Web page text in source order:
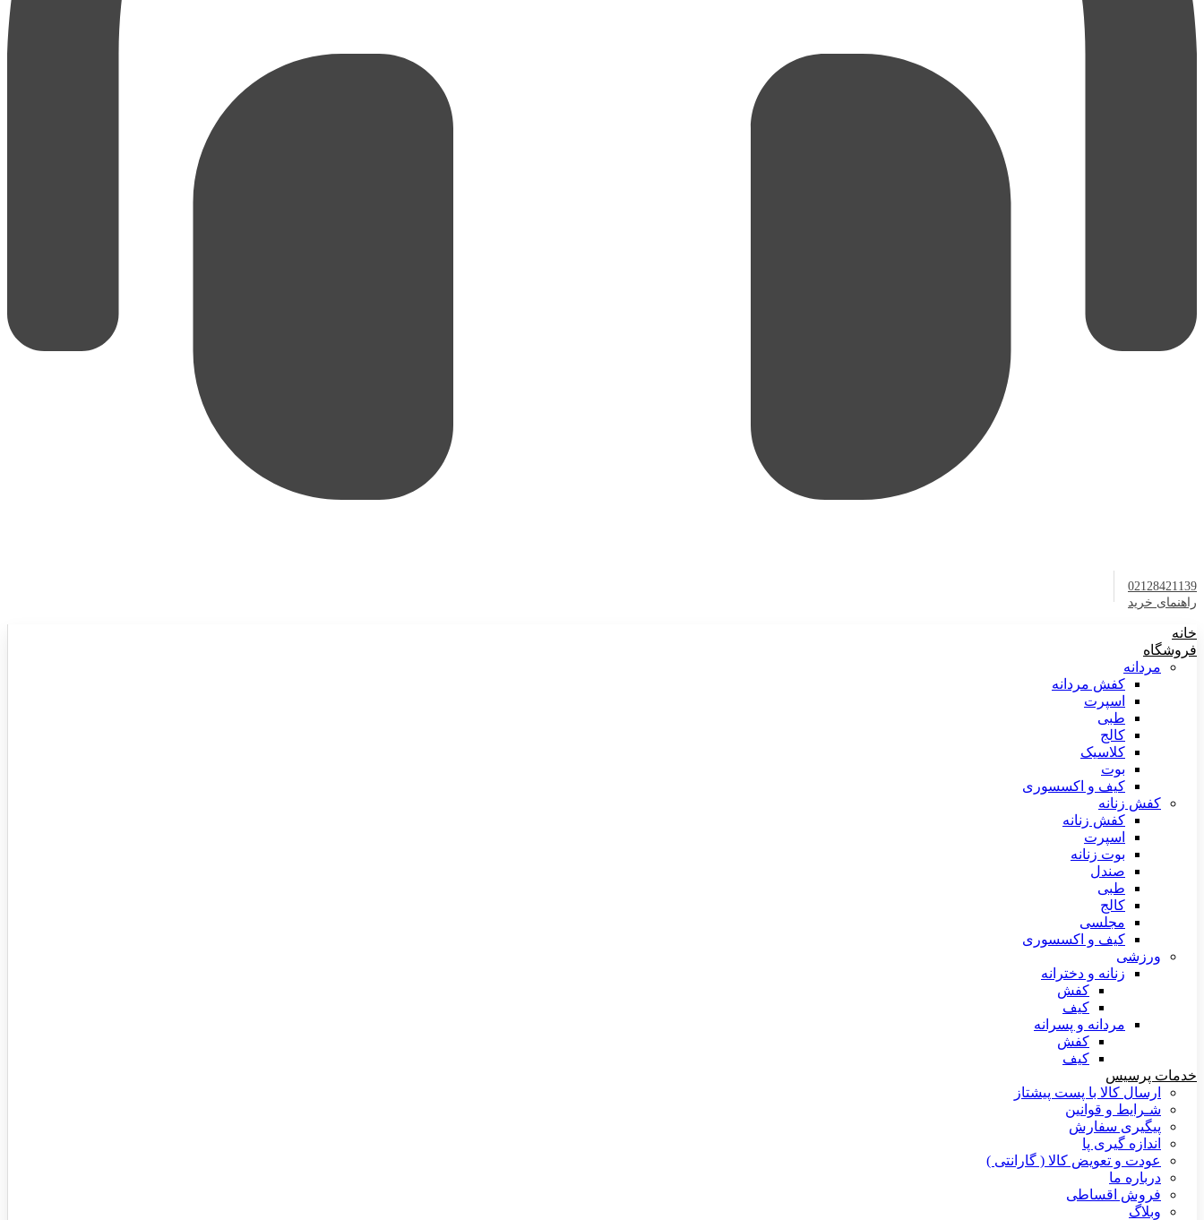
02128421139
راهنمای خرید
خانه
فروشگاه
مردانه
کفش مردانه
اسپرت
طبی
کالج
کلاسیک
بوت
کیف و اکسسوری
کفش زنانه
کفش زنانه
اسپرت
بوت زنانه
صندل
طبی
کالج
مجلسی
کیف و اکسسوری
ورزشی
زنانه و دخترانه
کفش
کیف
مردانه و پسرانه
کفش
کیف
خدمات پرسیس
ارسال کالا با پست پیشتاز
شـرایط و قوانین
پیگیری سفارش
اندازه گیری پا
عودت و تعویض کالا ( گارانتی )
درباره ما
فروش اقساطی
وبلاگ